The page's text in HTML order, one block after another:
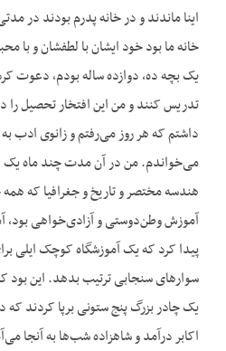
اینا ماندند و در خانه پدرم بودند در
خانه ما بود خود ایشان با لطفشان و
یک بچه ده، دوازده ساله بودم، دعوت
تدریس کنند و من این افتخار تحصیل
داشتم که هر روز می‌‌رفتم و زانوی
می‌‌خواندم. من در آن مدت چند ماه
هندسه مختصر و تاریخ و جغرافیا که
آموزش وطن‌‌دوستی و آزادی‌‌خواهی بود،
پیدا کرد که یک آموزشگاه کوچک ایلی
سوارهای سنجابی ترتیب بدهد. این بود
یک چادر بزرگ پنج ستونی برپا کردند
اکابر درآمد و شاهزاده شب‌‌ها به آنجا